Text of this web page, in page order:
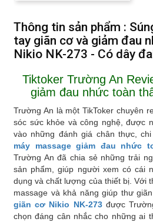
Thông tin sản phẩm :
tay giãn cơ và giảm đau
Nikio NK-273 - Có dây
Tiktoker Trường An
giảm đau nhức toàn
Trường An là một TikToker chuyên
sóc sức khỏe và công nghệ, được
vào những đánh giá chân thực, chi
máy massage giảm đau nhức
Trường An đã chia sẻ những trải
sản phẩm, giúp người xem có cái
dụng và chất lượng của thiết bị. Với
massage và khả năng giúp thư
giãn cơ Nikio NK-273được
chọn đáng cân nhắc cho những ai